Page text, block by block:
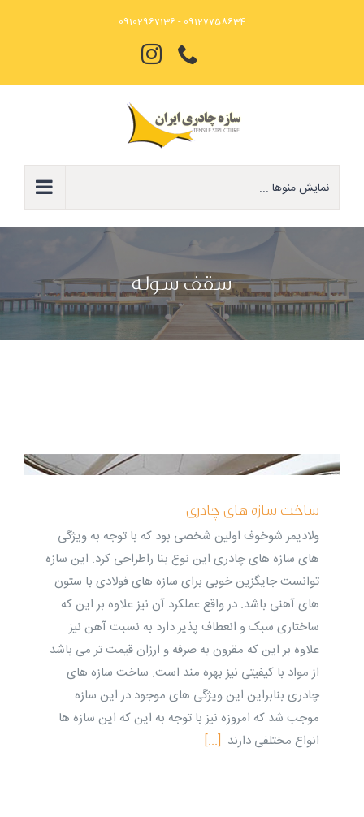
09127758634 - 09102967136
Instagram
نمایش منوها ...
سقف سوله
ساخت سازه های چادری
ولادیمر شوخوف اولین شخصی بود که با توجه به ویژگی
های سازه های چادری این نوع بنا راطراحی کرد. این سازه
توانست جایگزین خوبی برای سازه های فولادی با ستون
های آهنی باشد. در واقع عملکرد آن نیز علاوه بر این که
ساختاری سبک و انعطاف پذیر دارد به نسبت آهن نیز
علاوه بر این که مقرون به صرفه و ارزان قیمت تر می باشد
از مواد با کیفیتی نیز بهره مند است. ساخت سازه های
چادری بنابراین این ویژگی های موجود در این سازه
موجب شد که امروزه نیز با توجه به این که این سازه ها
انواع مختلفی دارند [...]